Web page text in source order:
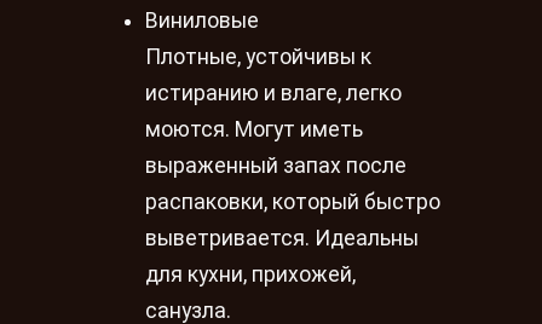
Виниловые
Плотные, устойчивы к
истиранию и влаге, легко
моются. Могут иметь
выраженный запах после
распаковки, который быстро
выветривается. Идеальны
для кухни, прихожей,
санузла.